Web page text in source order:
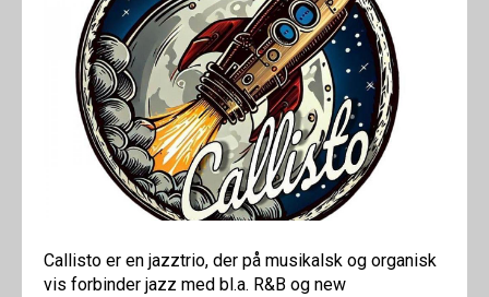
Callisto er en jazztrio, der på musikalsk og organisk
vis forbinder jazz med bl.a. R&B og new